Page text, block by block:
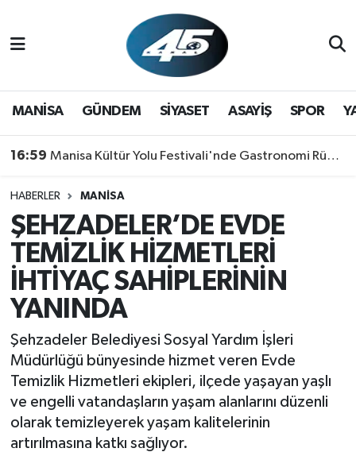
MANİSA GÜNDEM SİYASET ASAYİŞ SPOR
16:59 Manisa Kültür Yolu Festivali'nde Gastronomi Rüzgarı: Lezzetin Yıldızı "Manisa Kebabı" Oldu!
HABERLER MANİSA
ŞEHZADELER’DE EVDE
TEMİZLİK HİZMETLERİ
İHTİYAÇ SAHİPLERİNİN
YANINDA
Şehzadeler Belediyesi Sosyal Yardım İşleri
Müdürlüğü bünyesinde hizmet veren Evde
Temizlik Hizmetleri ekipleri, ilçede yaşayan yaşlı
ve engelli vatandaşların yaşam alanlarını düzenli
olarak temizleyerek yaşam kalitelerinin
artırılmasına katkı sağlıyor.
GÜNDEM
SPOR
YAŞAM
RESMİ REKLAM
Hava Durumu
Trafik Durumu
Son Dakika Haberleri
Haber Arşivi